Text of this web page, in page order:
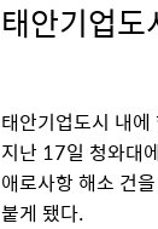
태안기업
태안기업도시 내
지난 17일 청와대
애로사항 해소 건
붙게 됐다.